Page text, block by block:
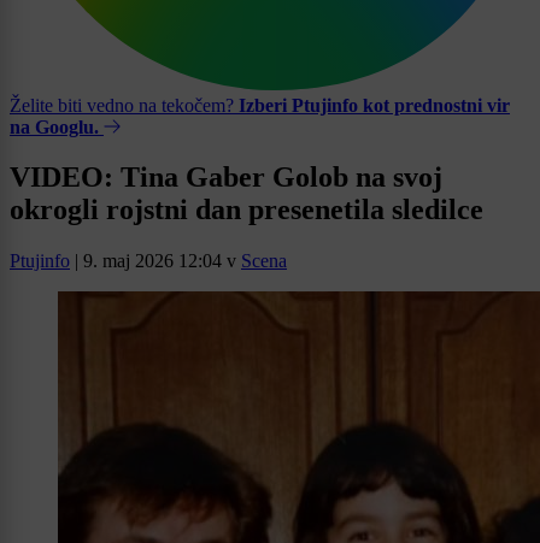
Želite biti vedno na tekočem? Izberi Ptujinfo kot prednostni vir
na Googlu.
VIDEO: Tina Gaber Golob na svoj
okrogli rojstni dan presenetila sledilce
Ptujinfo | 9. maj 2026 12:04 v Scena